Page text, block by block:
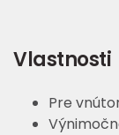
Vlastnosti
Pre